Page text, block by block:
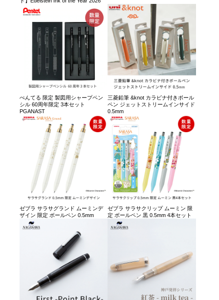
ぺんてる 限定 製図用シャープペン
シル 60周年限定 3本セット
PGANAST
三菱鉛筆 &knot カラビナ付きボール
ペン ジェットストリームインサイド
0.5mm
ゼブラ サラサグランド ムーミンデ
ザイン 限定 ボールペン 0.5mm
ゼブラ サラサクリップ ムーミン 限
定 ボールペン 黒 0.5mm 4本セット